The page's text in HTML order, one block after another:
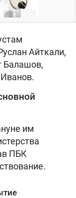
Айткали,
Балашов,
им
ПБК